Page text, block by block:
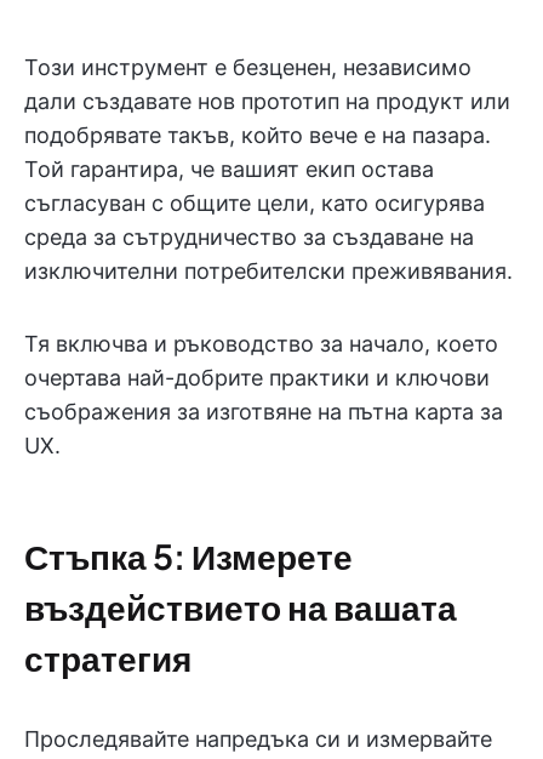
Този инструмент е безценен, независимо
дали създавате нов прототип на продукт или
подобрявате такъв, който вече е на пазара.
Той гарантира, че вашият екип остава
съгласуван с общите цели, като осигурява
среда за сътрудничество за създаване на
изключителни потребителски преживявания.
Тя включва и ръководство за начало, което
очертава най-добрите практики и ключови
съображения за изготвяне на пътна карта за
UX.
Стъпка 5: Измерете
въздействието на вашата
стратегия
Проследявайте напредъка си и измервайте